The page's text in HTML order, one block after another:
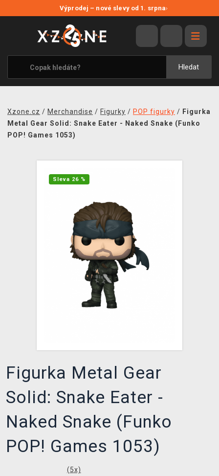
Výprodej – nové slevy od 1. srpna›
Hledat
VÝPRODEJ
VIDEOHRY
XZONE ORIGINALS
TÉMATIKY
MERCHANDISE
TCG & BOARDGAME HUB
VÝKUP HER (BAZAR)
Xzone.cz / Merchandise / Figurky / POP figurky / Figurka
Metal Gear Solid: Snake Eater - Naked Snake (Funko
POP! Games 1053)
Sleva 26 %
Figurka Metal Gear
Solid: Snake Eater -
Naked Snake (Funko
POP! Games 1053)
(5x)